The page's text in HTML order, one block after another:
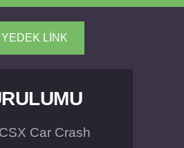
YEDEK LİNK
Car Crash